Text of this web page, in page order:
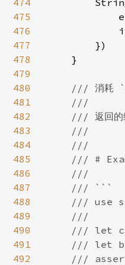
474
475
476
477
478
479
480
481
482
483
484
485
486
487
488
489
490
491
492
        })
    }
/// 消耗
    ///
/// 返回的
    ///
    ///
/// #
    ///
    /// ```
/// use
    ///
/// let
/// let
///